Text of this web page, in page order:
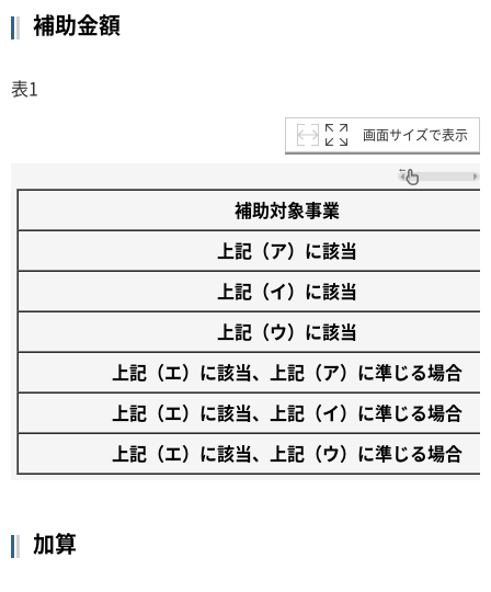
補助金額
表1
画面サイズで表示
補助対象事業
上記（ア）に該当
上記（イ）に該当
上記（ウ）に該当
上記（エ）に該当、上記（ア）に準じる場合
上記（エ）に該当、上記（イ）に準じる場合
上記（エ）に該当、上記（ウ）に準じる場合
加算